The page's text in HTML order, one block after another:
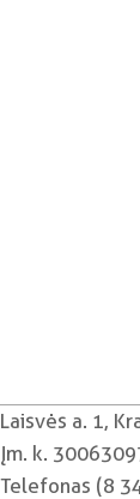
Laisvės a. 1,
Įm. k.
Telefonas (8